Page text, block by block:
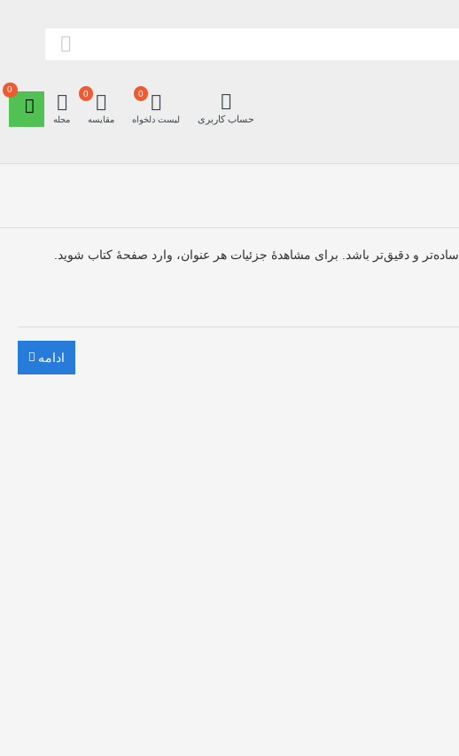
حساب کاربری لیست دلخواه
0
مقایسه
0
مجله
0
ادامه